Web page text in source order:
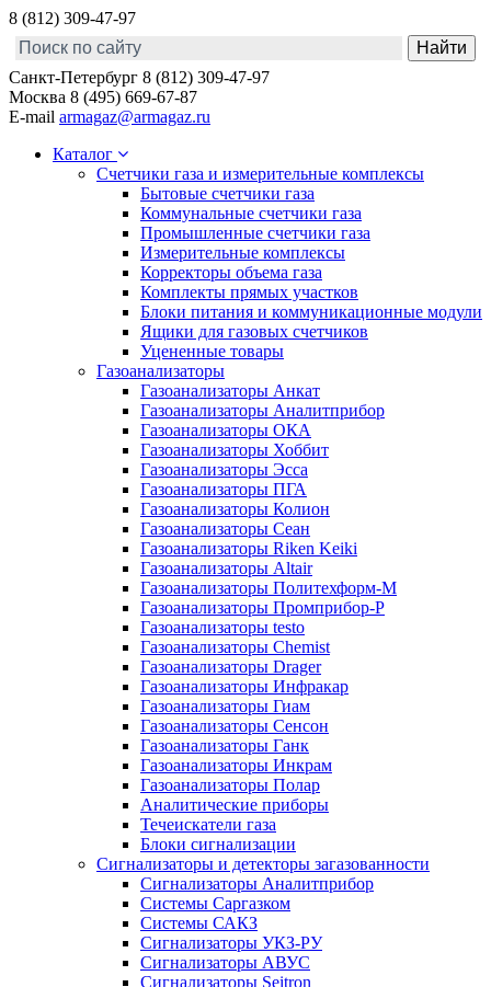
8 (812) 309-47-97
Санкт-Петербург 8 (812) 309-47-97
Москва 8 (495) 669-67-87
E-mail armagaz@armagaz.ru
Каталог
Счетчики газа и измерительные комплексы
Бытовые счетчики газа
Коммунальные счетчики газа
Промышленные счетчики газа
Измерительные комплексы
Корректоры объема газа
Комплекты прямых участков
Блоки питания и коммуникационные модули
Ящики для газовых счетчиков
Уцененные товары
Газоанализаторы
Газоанализаторы Анкат
Газоанализаторы Аналитприбор
Газоанализаторы ОКА
Газоанализаторы Хоббит
Газоанализаторы Эсса
Газоанализаторы ПГА
Газоанализаторы Колион
Газоанализаторы Сеан
Газоанализаторы Riken Keiki
Газоанализаторы Altair
Газоанализаторы Политехформ-М
Газоанализаторы Промприбор-Р
Газоанализаторы testo
Газоанализаторы Chemist
Газоанализаторы Drager
Газоанализаторы Инфракар
Газоанализаторы Гиам
Газоанализаторы Сенсон
Газоанализаторы Ганк
Газоанализаторы Инкрам
Газоанализаторы Полар
Аналитические приборы
Течеискатели газа
Блоки сигнализации
Сигнализаторы и детекторы загазованности
Сигнализаторы Аналитприбор
Системы Саргазком
Системы САКЗ
Сигнализаторы УКЗ-РУ
Сигнализаторы АВУС
Сигнализаторы Seitron